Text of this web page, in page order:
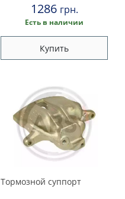
1286 грн.
Есть в наличии
Купить
Тормозной суппорт